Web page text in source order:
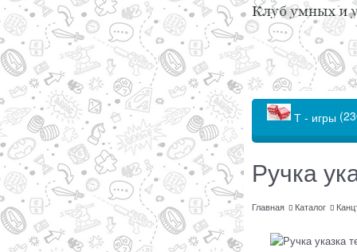
Т - игры
Ручка
Главная Каталог